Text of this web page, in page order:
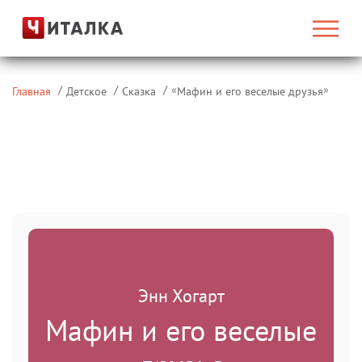
Главная Детское Сказка «Мафин и его веселые друзья»
Энн Хогарт
Мафин и его веселые